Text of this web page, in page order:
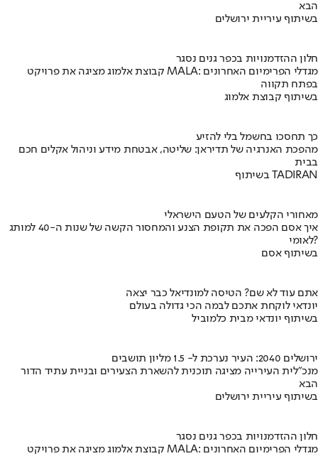
הבא
בשיתוף עיריית ירושלים
חלון ההזדמנויות בכפר גנים נסגר
קבוצת אלמוג מציגה את פרויקט MALA: מגדלי הפרימיום האחרונים
בפתח תקווה
בשיתוף קבוצת אלמוג
כך תחסכו בחשמל בלי להזיע
מהפכת האנרגיה של תדיראן: שליטה, אבטחת מידע וניהול אקלים חכם
בבית
בשיתוף TADIRAN
מאחורי הקלעים של הטעם הישראלי
איך אסם הפכה את תקופת הצנע והמחסור הקשה של שנות ה-40 למותג
לאומי?
בשיתוף אסם
אתם עוד לא שם? הטיסה למונדיאל כבר יצאה
יונדאי לוקחת אתכם לבמה הכי גדולה בעולם
בשיתוף יונדאי מבית כלמוביל
ירושלים 2040: העיר נערכת ל- 1.5 מליון תושבים
מנכ"לית העירייה מציגה תוכנית להשארת הצעירים ובניית עתיד הדור
הבא
בשיתוף עיריית ירושלים
חלון ההזדמנויות בכפר גנים נסגר
קבוצת אלמוג מציגה את פרויקט MALA: מגדלי הפרימיום האחרונים